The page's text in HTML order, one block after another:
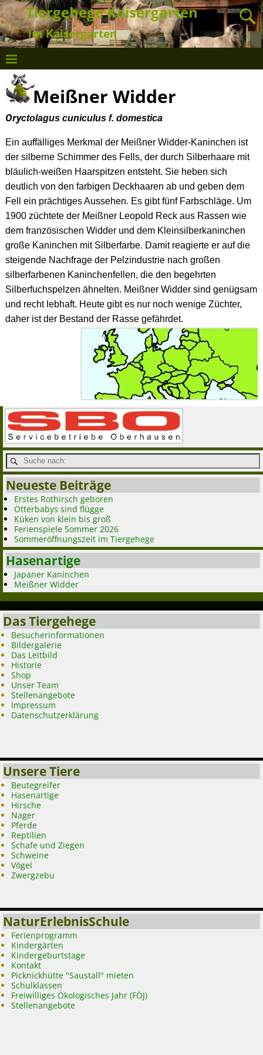
Tiergehege Kaisergarten
im Kaisergarten
Meißner Widder
Oryctolagus cuniculus f. domestica
Ein auffälliges Merkmal der Meißner Widder-Kaninchen ist
der silberne Schimmer des Fells, der durch Silberhaare mit
bläulich-weißen Haarspitzen entsteht. Sie heben sich
deutlich von den farbigen Deckhaaren ab und geben dem
Fell ein prächtiges Aussehen. Es gibt fünf Farbschläge. Um
1900 züchtete der Meißner Leopold Reck aus Rassen wie
dem französischen Widder und dem Kleinsilberkaninchen
große Kaninchen mit Silberfarbe. Damit reagierte er auf die
steigende Nachfrage der Pelzindustrie nach großen
silberfarbenen Kaninchenfellen, die den begehrten
Silberfuchspelzen ähnelten. Meißner Widder sind genügsam
und recht lebhaft. Heute gibt es nur noch wenige Züchter,
daher ist der Bestand der Rasse gefährdet.
Neueste Beiträge
Erstes Rothirsch geboren
Otterbabys sind flügge
Küken von klein bis groß
Ferienspiele Sommer 2026
Sommeröffnungszeit im Tiergehege
Hasenartige
Japaner Kaninchen
Meißner Widder
Das Tiergehege
Besucherinformationen
Bildergalerie
Das Leitbild
Historie
Shop
Unser Team
Stellenangebote
Impressum
Datenschutzerklärung
Unsere Tiere
Beutegreifer
Hasenartige
Hirsche
Nager
Pferde
Reptilien
Schafe und Ziegen
Schweine
Vögel
Zwergzebu
NaturErlebnisSchule
Ferienprogramm
Kindergärten
Kindergeburtstage
Kontakt
Picknickhütte "Saustall" mieten
Schulklassen
Freiwilliges Ökologisches Jahr (FÖJ)
Stellenangebote